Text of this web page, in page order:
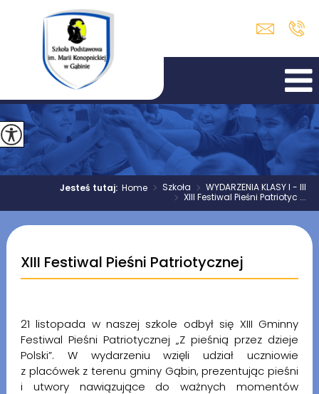
Jesteś tutaj:Home > Szkoła > WYDARZENIA KLASY I - III
> XIII Festiwal Pieśni Patriotyc ...
XIII Festiwal Pieśni Patriotycznej
21 listopada w naszej szkole odbył się XIII Gminny
Festiwal Pieśni Patriotycznej „Z pieśnią przez dzieje
Polski”. W wydarzeniu wzięli udział uczniowie
z placówek z terenu gminy Gąbin, prezentując pieśni
i utwory nawiązujące do ważnych momentów